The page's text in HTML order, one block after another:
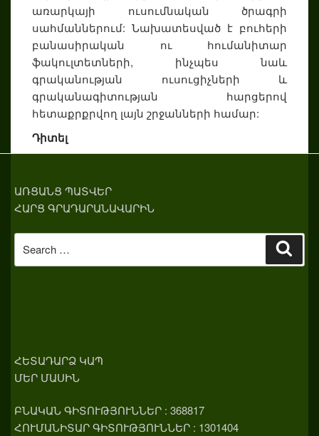
առարկայի ուսումնական ծրագրի
սահմաններում: Նախատեսված է բուհերի
բանասիրական ու հումանիտար
ֆակուլտետների, ինչպես նաև
գրականության ուսուցիչների և
գրականագիտության հարցերով
հետաքրքրվող լայն շրջանների համար:
Դիտել
ԱՌՑԱՆՑ ՊԱՏՎԵՐ
ՀԱՐՑ ԳՐԱԴԱՐԱՆԱՎԱՐԻՆ
for:
ՀԵՏԱԴԱՐՁ ԿԱՊ
ՄԵՐ ՄԱՍԻՆ
ԲՆԱԿԱՆ ԳԻՏՈՒԹՅՈՒՆՆԵՐ : 368817
ՀՈՒՄԱՆԻՏԱՐ ԳԻՏՈՒԹՅՈՒՆՆԵՐ : 1301404